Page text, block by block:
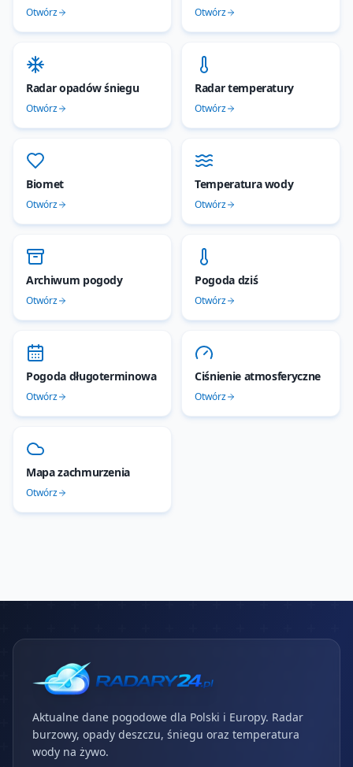
Otwórz Otwórz
Radar opadów śniegu
Otwórz
Radar temperatury
Otwórz
Biomet
Otwórz
Temperatura wody
Otwórz
Archiwum pogody
Otwórz
Pogoda dziś
Otwórz
Pogoda długoterminowa
Otwórz
Ciśnienie atmosferyczne
Otwórz
Mapa zachmurzenia
Otwórz
Aktualne dane pogodowe dla Polski i Europy. Radar
burzowy, opady deszczu, śniegu oraz temperatura
wody na żywo.